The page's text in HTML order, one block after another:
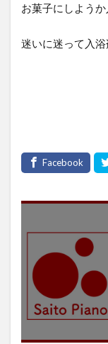
お菓子にしよう
迷いに迷って入